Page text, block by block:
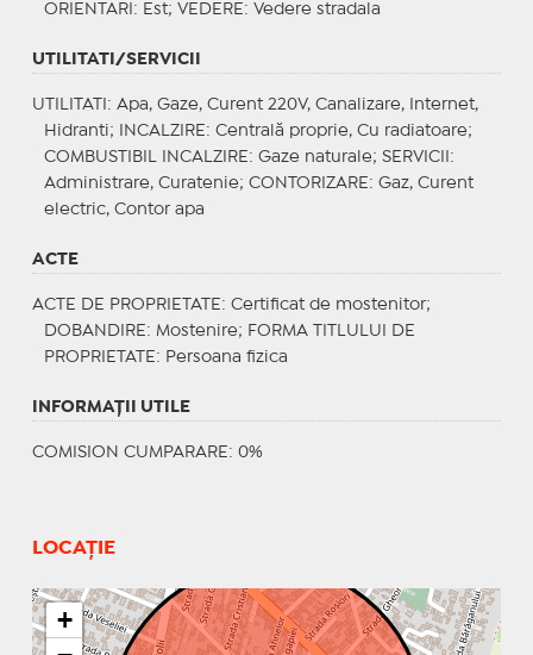
ORIENTARI : Est; VEDERE : Vedere stradala
UTILITATI/SERVICII
UTILITATI : Apa, Gaze, Curent 220V, Canalizare, Internet,
Hidranti;
INCALZIRE : Centrală proprie, Cu radiatoare;
COMBUSTIBIL INCALZIRE : Gaze naturale; SERVICII :
Administrare, Curatenie; CONTORIZARE : Gaz, Curent
electric, Contor apa
ACTE
ACTE DE PROPRIETATE : Certificat de mostenitor;
DOBANDIRE : Mostenire; FORMA TITLULUI DE
PROPRIETATE : Persoana fizica
INFORMAŢII UTILE
COMISION CUMPARARE: 0%
LOCAȚIE
+